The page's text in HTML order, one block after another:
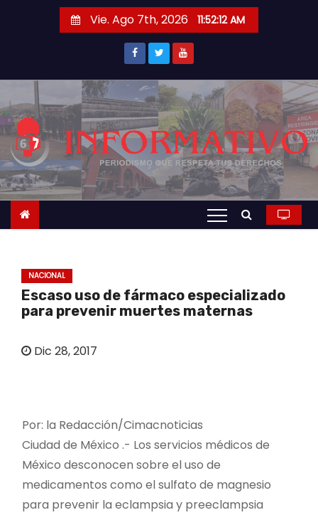
r
a
c
o
t
Vie. Ago 7th, 2026 11:52:13 AM
NACIONAL
Escaso uso de fármaco especializado
para prevenir muertes maternas
Dic 28, 2017
Por: la Redacción/Cimacnoticias
Ciudad de México .- Los servicios médicos de
México desconocen sobre el uso de
medicamentos como el sulfato de magnesio
para prevenir la eclampsia y preeclampsia